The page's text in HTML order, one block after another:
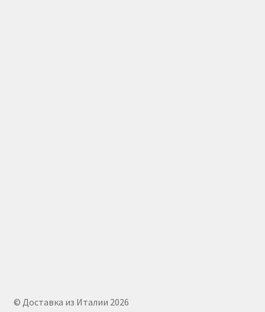
© Доставка из Италии 2026